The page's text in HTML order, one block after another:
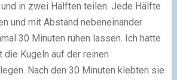
in zwei Hälften teilen. Jede Hälfte
und mit Abstand nebeneinander
30 Minuten ruhen lassen. Ich hatte
die Kugeln auf der reinen
Nach den 30 Minuten klebten sie